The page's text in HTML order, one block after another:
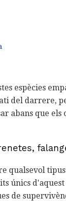
espècies
del darrere,
abans que els
qualsevol
únics
de